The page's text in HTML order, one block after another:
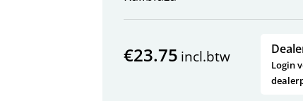
€23.75 incl.btw
Login